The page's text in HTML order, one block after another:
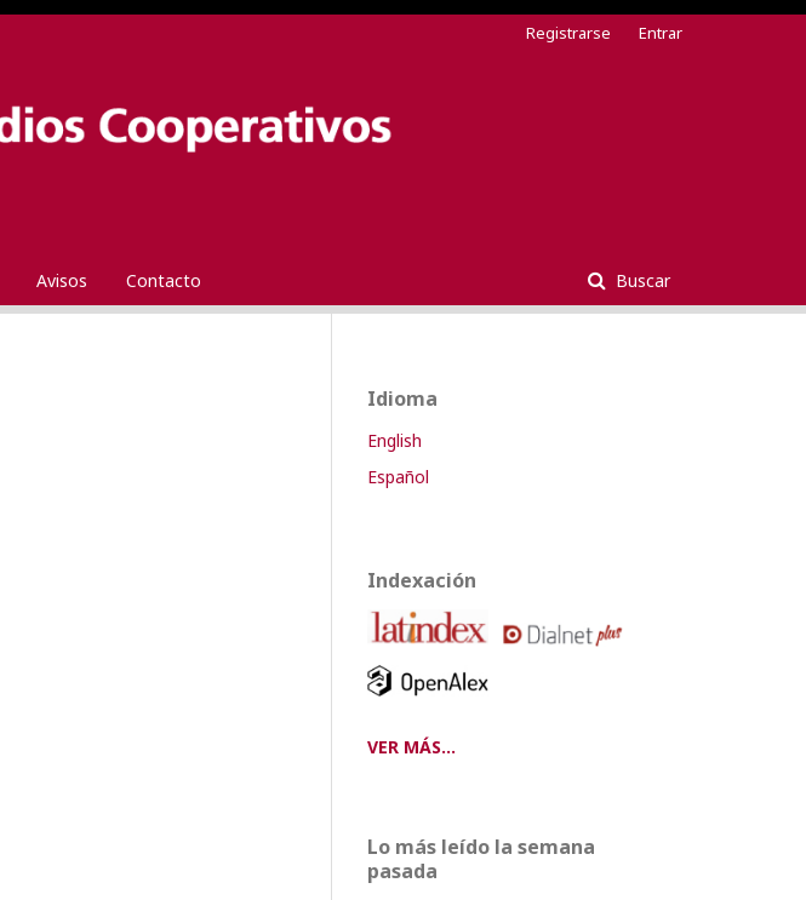
Avisos Contacto Buscar
Registrarse Entrar
Idioma
English
Español
Indexación
VER MÁS...
Lo más leído la semana
pasada